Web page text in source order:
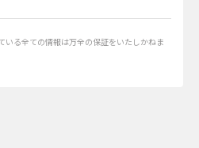
る全ての情報は万全の保証をいたしかねま